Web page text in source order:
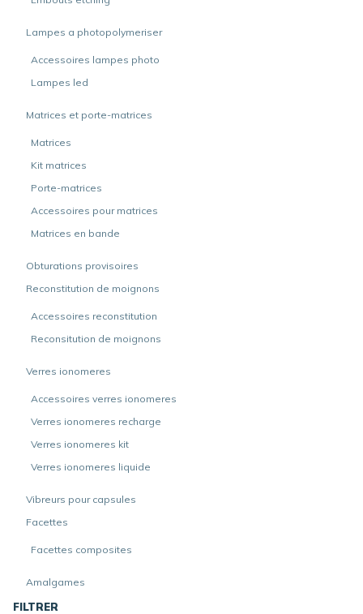
Lampes a photopolymeriser
Accessoires lampes photo
Lampes led
Matrices et porte-matrices
Matrices
Kit matrices
Porte-matrices
Accessoires pour matrices
Matrices en bande
Obturations provisoires
Reconstitution de moignons
Accessoires reconstitution
Reconsitution de moignons
Verres ionomeres
Accessoires verres ionomeres
Verres ionomeres recharge
Verres ionomeres kit
Verres ionomeres liquide
Vibreurs pour capsules
Facettes
Facettes composites
Amalgames
FILTRER